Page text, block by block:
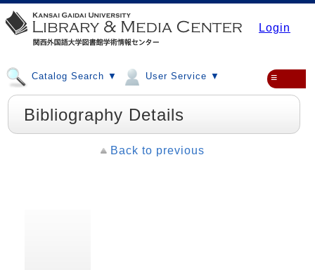
Login
Catalog Search ▼ User Service ▼ ≡
Bibliography Details
Back to previous